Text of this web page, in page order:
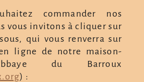
commander nos
vous invitons à cliquer sur
qui vous renverra sur
ligne de notre maison-
du Barroux
) :